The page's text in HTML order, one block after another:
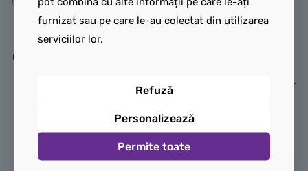
Hagrid, 4 minifigurine LEGO
Harry Potter și o
miniconstrucție scenă de pe
Așază minifigurina Rubeus
Hagrid pe motocicletă și pe
Harry Potter în ataș.
– Harry Potter, Ernie Prang,
memorabile din Harry Potter
Alte detalii autentice, între
care un stâlp de iluminat
construibil unde Harry a
furnizat sau pe care le-au colectat din utilizarea
serviciilor lor.
Refuză
Personalizează
Permite toate